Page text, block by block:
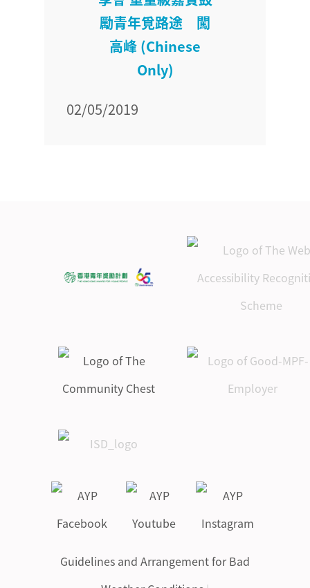
勵青年覓路途 闖
高峰 (Chinese
Only)
02/05/2019
Guidelines and Arrangement for Bad